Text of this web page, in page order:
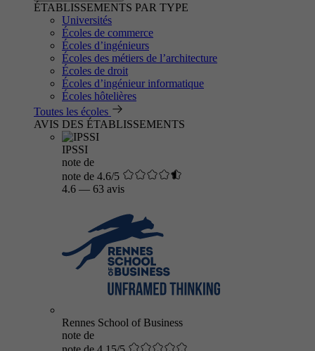
ÉTABLISSEMENTS PAR TYPE
Universités
Écoles de commerce
Écoles d’ingénieurs
Écoles des métiers de l’architecture
Écoles de droit
Écoles d’ingénieur informatique
Écoles hôtelières
Toutes les écoles
AVIS DES ÉTABLISSEMENTS
IPSSI
note de
note de 4.6/5
4.6 — 63 avis
Rennes School of Business
note de